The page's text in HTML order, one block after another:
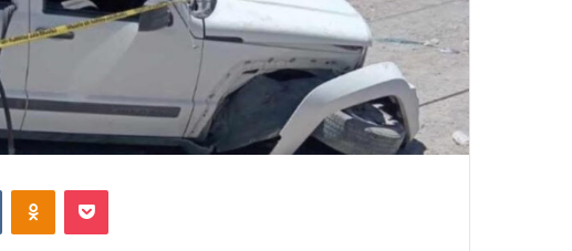
VKontakteOdnoklassniki
Pocket